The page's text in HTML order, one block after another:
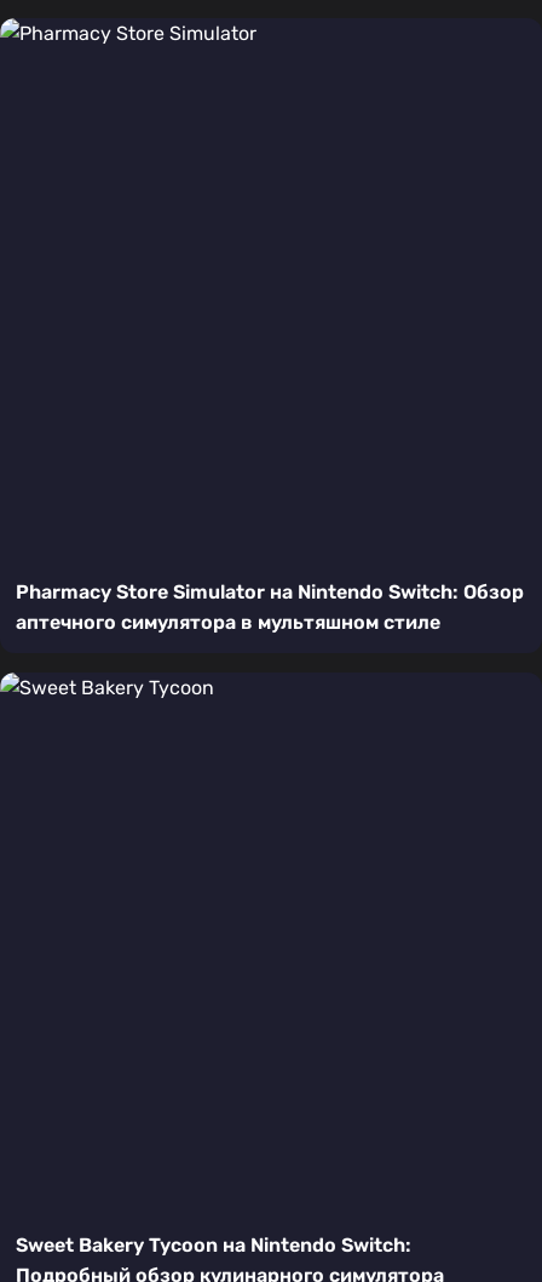
Pharmacy Store Simulator на Nintendo Switch: Обзор
аптечного симулятора в мультяшном стиле
Sweet Bakery Tycoon на Nintendo Switch:
Подробный обзор кулинарного симулятора